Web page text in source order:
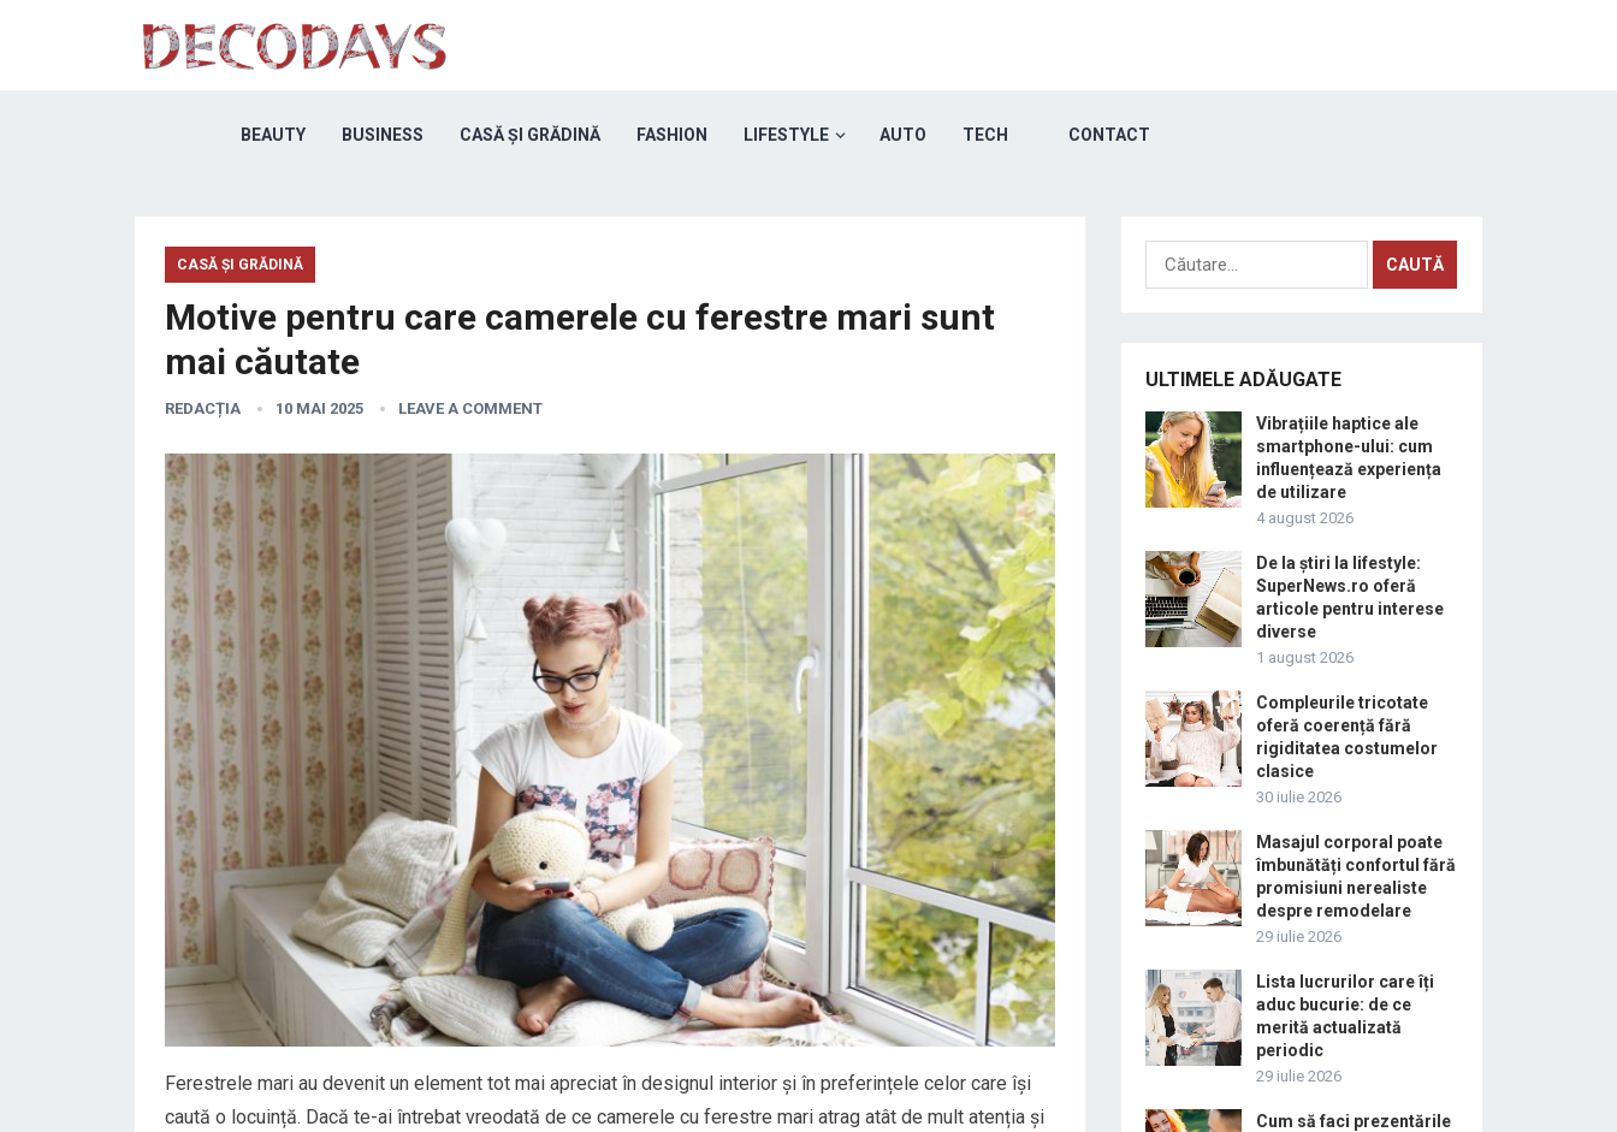
BEAUTY BUSINESS CASĂ ȘI GRĂDINĂ FASHION LIFESTYLE AUTO TECH CONTACT
CASĂ ȘI GRĂDINĂ
Motive pentru care camerele cu ferestre mari sunt
mai căutate
REDACȚIA 10 MAI 2025 LEAVE A COMMENT
Ferestrele mari au devenit un element tot mai apreciat în designul interior și în preferințele celor care își
caută o locuință. Dacă te-ai întrebat vreodată de ce camerele cu ferestre mari atrag atât de mult atenția și
Caută
după:
ULTIMELE ADĂUGATE
Vibrațiile haptice ale
smartphone-ului: cum
influențează experiența
de utilizare
4 august 2026
De la știri la lifestyle:
SuperNews.ro oferă
articole pentru interese
diverse
1 august 2026
Compleurile tricotate
oferă coerență fără
rigiditatea costumelor
clasice
30 iulie 2026
Masajul corporal poate
îmbunătăți confortul fără
promisiuni nerealiste
despre remodelare
29 iulie 2026
Lista lucrurilor care îți
aduc bucurie: de ce
merită actualizată
periodic
29 iulie 2026
Cum să faci prezentările